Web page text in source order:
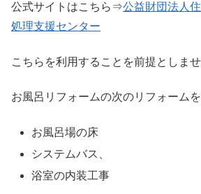
公式サイトはこちら⇒公益財団法人
処理支援センター
こちらを利用することを前提としま
お風呂リフォームの次のリフォーム
お風呂場の床
システムバス、
浴室の内装工事